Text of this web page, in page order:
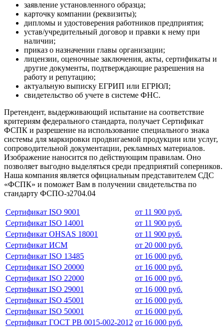
заявление установленного образца;
карточку компании (реквизиты);
дипломы и удостоверения работников предприятия;
устав/учредительный договор и правки к нему при
наличии;
приказ о назначении главы организации;
лицензии, оценочные заключения, акты, сертификаты и
другие документы, подтверждающие разрешения на
работу и репутацию;
актуальную выписку ЕГРИП или ЕГРЮЛ;
свидетельство об учете в системе ФНС.
Претендент, выдерживающий испытание на соответствие
критериям федерального стандарта, получает Сертификат
ФСПК и разрешение на использование специального знака
системы для маркировки продвигаемой продукции или услуг,
сопроводительной документации, рекламных материалов.
Изображение наносится по действующим правилам. Оно
позволяет выгодно выделяться среди предприятий соперников.
Наша компания является официальным представителем СДС
«ФСПК» и поможет Вам в получении свидетельства по
стандарту ФСПО-з2704.04
Сертификат ISO 9001
от 11 900 руб.
Сертификат ISO 14001
от 11 900 руб.
Сертификат OHSAS 18001
от 11 900 руб.
Сертификат ИСМ
от 20 000 руб.
Сертификат ISO 13485
от 16 000 руб.
Сертификат ISO 20000
от 16 000 руб.
Сертификат ISO 22000
от 16 000 руб.
Сертификат ISO 29001
от 16 000 руб.
Сертификат ISO 45001
от 16 000 руб.
Сертификат ISO 50001
от 16 000 руб.
Сертификат ГОСТ РВ 0015-002-2012 от 16 000 руб.